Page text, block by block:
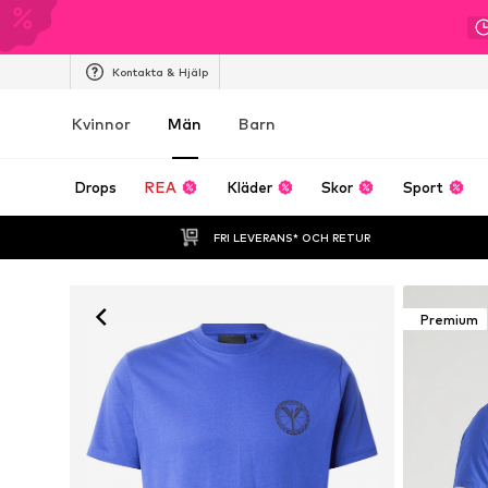
Kontakta & Hjälp
Kvinnor Män Barn
Drops REA Kläder Skor Sport
FRI LEVERANS* OCH RETUR
Premium